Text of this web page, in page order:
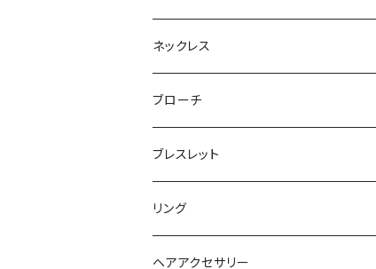
ネックレス
ブローチ
ブレスレット
リング
ヘアアクセサリー